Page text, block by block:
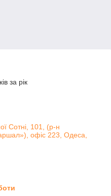
за рік
Сотні, 101, (р-н
офіс 223, Одеса,